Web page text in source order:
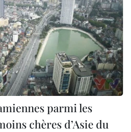
parmi les
chères d’Asie du